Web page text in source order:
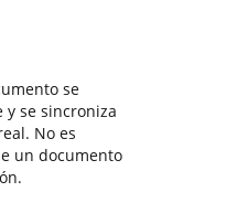
se
se sincroniza
No es
un documento